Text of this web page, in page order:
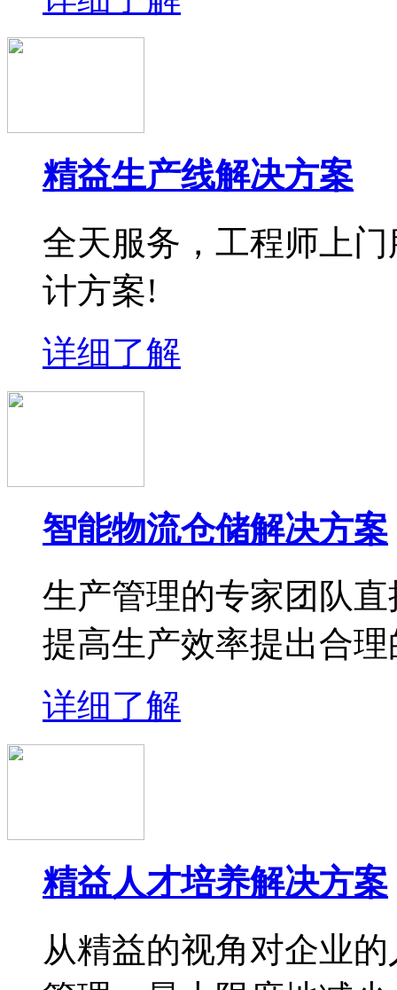
精益生产线解决方案
全天服务，工程师上
计方案!
详细了解
智能物流仓储解决方案
生产管理的专家团队
提高生产效率提出合
详细了解
精益人才培养解决方案
从精益的视角对企业